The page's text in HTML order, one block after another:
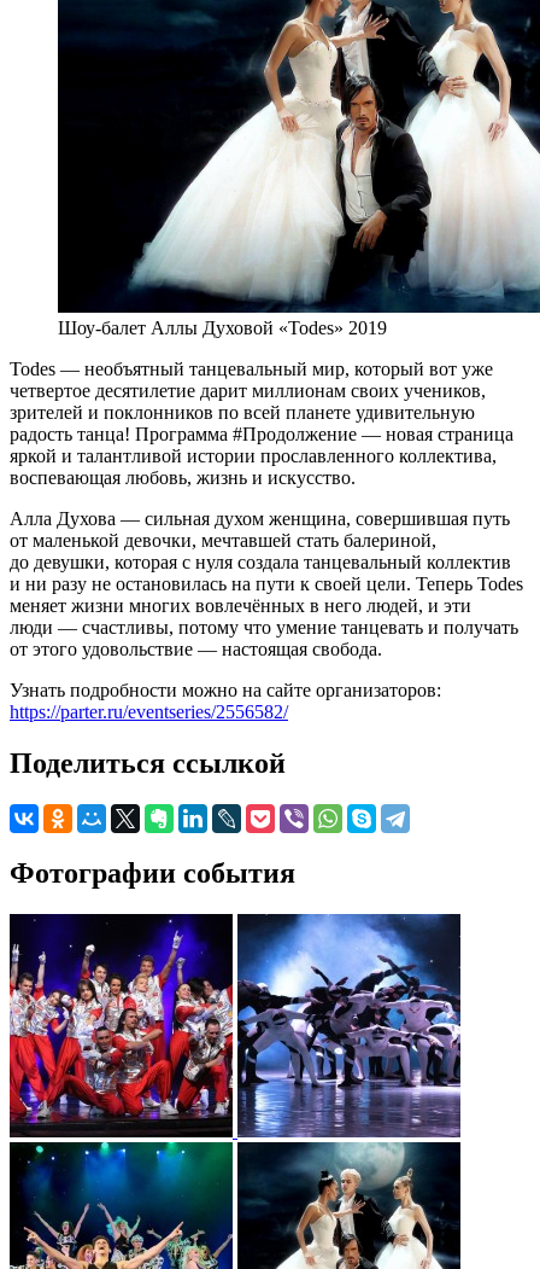
Шоу-балет Аллы Духовой «Todes» 2019
Todes — необъятный танцевальный мир, который вот уже
четвертое десятилетие дарит миллионам своих учеников,
зрителей и поклонников по всей планете удивительную
радость танца! Программа #Продолжение — новая страница
яркой и талантливой истории прославленного коллектива,
воспевающая любовь, жизнь и искусство.
Алла Духова — сильная духом женщина, совершившая путь
от маленькой девочки, мечтавшей стать балериной,
до девушки, которая с нуля создала танцевальный коллектив
и ни разу не остановилась на пути к своей цели. Теперь Todes
меняет жизни многих вовлечённых в него людей, и эти
люди — счастливы, потому что умение танцевать и получать
от этого удовольствие — настоящая свобода.
Узнать подробности можно на сайте организаторов:
https://parter.ru/eventseries/2556582/
Поделиться ссылкой
Фотографии события